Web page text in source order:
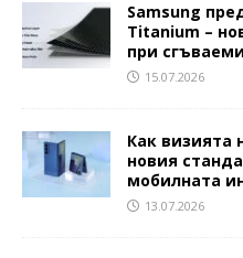
Samsung
Titanium –
при
15.07.2026
Как визията
новия
мобилната
13.07.2026